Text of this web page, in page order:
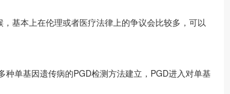
基本上在伦理或者医疗法律上的争议会比较多，可以
单基因遗传病的PGD检测方法建立，PGD进入对单基